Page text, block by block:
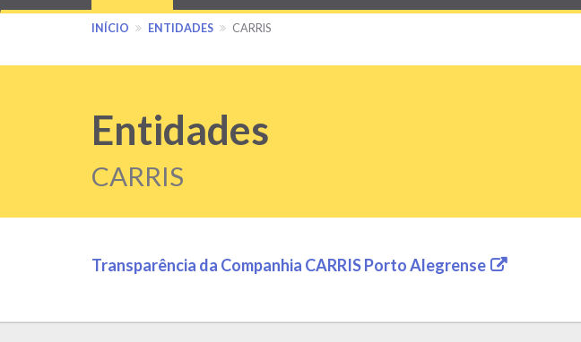
INÍCIO ENTIDADES CARRIS
Entidades
CARRIS
Transparência da Companhia CARRIS Porto Alegrense(link